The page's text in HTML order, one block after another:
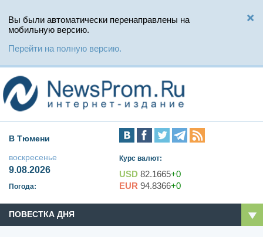
Вы были автоматически перенаправлены на
мобильную версию.
Перейти на полную версию.
В Тюмени
воскресенье
9.08.2026
Погода:
Курс валют:
USD 82.1665+0
EUR 94.8366+0
ПОВЕСТКА ДНЯ